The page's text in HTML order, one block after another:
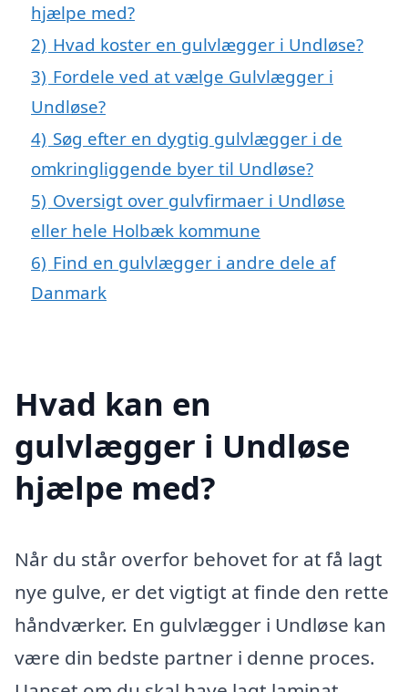
hjælpe med?
2) Hvad koster en gulvlægger i Undløse?
3) Fordele ved at vælge Gulvlægger i
Undløse?
4) Søg efter en dygtig gulvlægger i de
omkringliggende byer til Undløse?
5) Oversigt over gulvfirmaer i Undløse
eller hele Holbæk kommune
6) Find en gulvlægger i andre dele af
Danmark
Hvad kan en
gulvlægger i Undløse
hjælpe med?
Når du står overfor behovet for at få lagt
nye gulve, er det vigtigt at finde den rette
håndværker. En gulvlægger i Undløse kan
være din bedste partner i denne proces.